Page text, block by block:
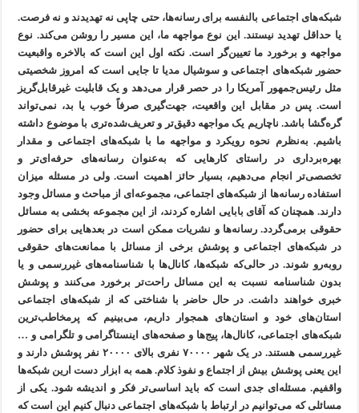
شبکه‌های اجتماعی بالنفسه برای رسانه‌ها، حتی چاپی نه تهدیدند و نه فرصت.
یا حداقل تهدید نیستند. این نوع مواجهه ما، این مسیر را روشن می‌کند. نوع
مواجهه و برخورد ما تعیین‌گر است. نکته اول این است که بالاخره واقبعیت
حضور شبکه‌های اجتماعی و سوشیال مدیا تا جایی است که امروز شخصیتی
مثل رئیس‌جمهور آمریکا را در حصر قرار می‌دهد و یک قابلیت غیرقابل‌گریز
است. پس در مقابل این واقعیت، جهت‌گیری صرفاً خوب یا بد، نمی‌تواند
گره‌گشا باشد. ناچاریم یک مواجهه دقیق‌تر و تعریف‌شده‌تری با موضوع داشته
باشیم. به‌نظرم نحوه رویکرد و مواجهه ما با شبکه‌های اجتماعی و مقدار
بهره‌برداری در راستای کارهایی که به‌عنوان رسانه‌های حرفه‌ای‌تر و
تخصصی‌تر انجام می‌دهیم، بسیار حائز اهمیت است. ولی در مسئله میزان
استفاده رسانه‌ها از شبکه‌های اجتماعی، مجموعه‌ای از مباحث و مسائل وجود
دارند. همچنان که آقای بابایی اشاره کردند، از این مجموعه بخشی به مسائل
حقوقی برمی‌گردد. رسانه‌ها و نشریات ممکن است در بعدهایی برای حضور
در شبکه‌های اجتماعی و پوشش برخی از مسائل با ممانعت‌های حقوقی
روبه‌رو شوند. در حالی‌که شبکه‌ها، کانال‌ها با شناسنامه‌های غیررسمی و یا
بدون شناسنامه نسبت به این مسائل راحت‌تر برخورد می‌کنند و پوشش
خبری خواهند داشت. در حال حاضر با شناختی که از شبکه‌های اجتماعی
استان‌های خود و استان‌های همجوار داریم، می‌بینیم که پرمخاطب‌ترین
شبکه‌های اجتماعی، کانا‌ل‌ها، پیج‌ها و صفحه‌های اینستاگرامی و تلگرامی و …
غیررسمی هستند. در یک شهر ۷۰۰۰۰ نفری بالای ۲۰۰۰۰ نفر پوشش دارند و
این یعنی پوشش بیش از اجتماع و نفوذ کلام. همه به ابزار دست ارین شبکه‌ها
واقفیم. مسئله‌ای جدی است که باید اساسی‌تر فکر و اندیشه شود. یکی از
مسائلی که می‌توانیم در ارتباط با شبکه‌های اجتماعی دنبال کنیم این است که